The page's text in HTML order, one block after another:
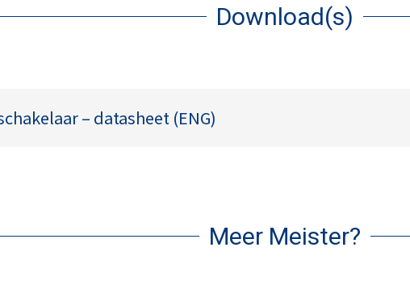
Download(s)
– datasheet (ENG)
Meer Meister?